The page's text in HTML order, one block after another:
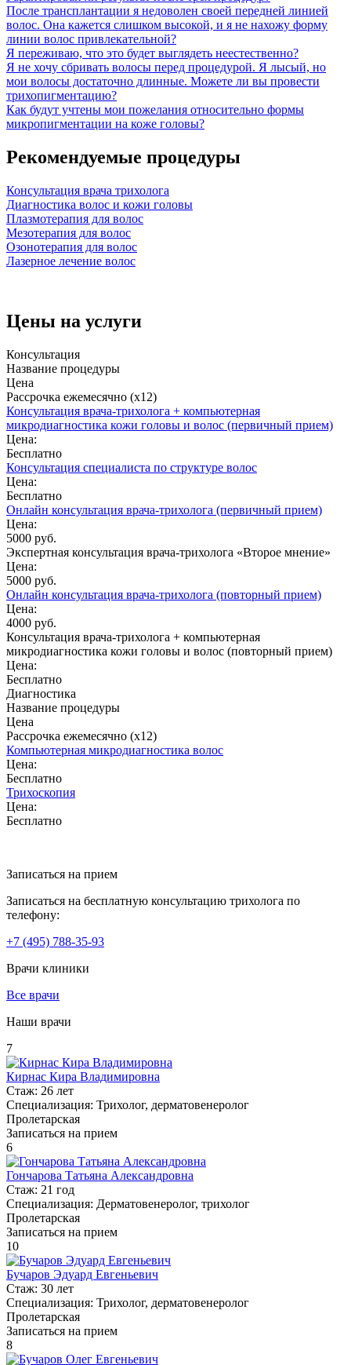
После трансплантации я недоволен своей передней линией
волос. Она кажется слишком высокой, и я не нахожу форму
линии волос привлекательной?
Я переживаю, что это будет выглядеть неестественно?
Я не хочу сбривать волосы перед процедурой. Я лысый, но
мои волосы достаточно длинные. Можете ли вы провести
трихопигментацию?
Как будут учтены мои пожелания относительно формы
микропигментации на коже головы?
Рекомендуемые процедуры
Консультация врача трихолога
Диагностика волос и кожи головы
Плазмотерапия для волос
Мезотерапия для волос
Озонотерапия для волос
Лазерное лечение волос
Цены на услуги
Консультация
Название процедуры
Цена
Рассрочка ежемесячно (x12)
Консультация врача-трихолога + компьютерная
микродиагностика кожи головы и волос (первичный прием)
Цена:
Бесплатно
Консультация специалиста по структуре волос
Цена:
Бесплатно
Онлайн консультация врача-трихолога (первичный прием)
Цена:
5000 руб.
Экспертная консультация врача-трихолога «Второе мнение»
Цена:
5000 руб.
Онлайн консультация врача-трихолога (повторный прием)
Цена:
4000 руб.
Консультация врача-трихолога + компьютерная
микродиагностика кожи головы и волос (повторный прием)
Цена:
Бесплатно
Диагностика
Название процедуры
Цена
Рассрочка ежемесячно (x12)
Компьютерная микродиагностика волос
Цена:
Бесплатно
Трихоскопия
Цена:
Бесплатно
Записаться на прием
Записаться на бесплатную консультацию трихолога по
телефону:
+7 (495) 788-35-93
Врачи клиники
Все врачи
Наши врачи
7
Кирнас Кира Владимировна
Стаж: 26 лет
Специализация: Трихолог, дерматовенеролог
Пролетарская
Записаться на прием
6
Гончарова Татьяна Александровна
Стаж: 21 год
Специализация: Дерматовенеролог, трихолог
Пролетарская
Записаться на прием
10
Бучаров Эдуард Евгеньевич
Стаж: 30 лет
Специализация: Трихолог, дерматовенеролог
Пролетарская
Записаться на прием
8